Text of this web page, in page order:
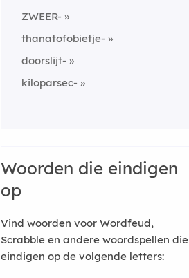
ZWEER-
thanatofobietje-
doorslijt-
kiloparsec-
Woorden die eindigen
op
Vind woorden voor Wordfeud,
Scrabble en andere woordspellen die
eindigen op de volgende letters: